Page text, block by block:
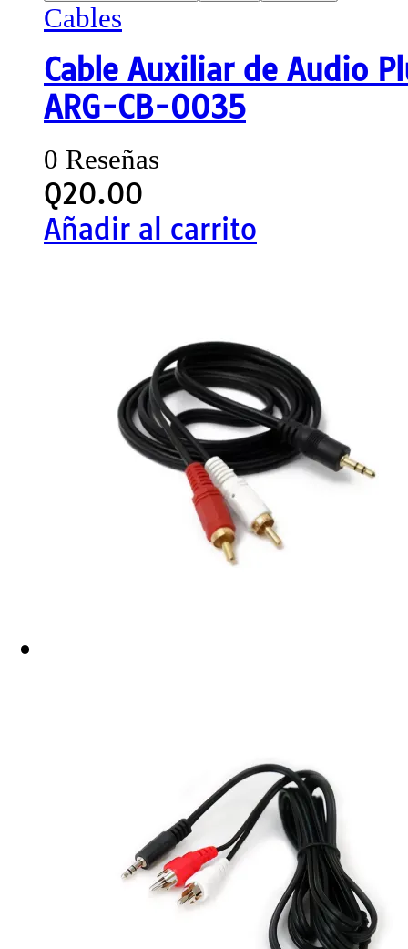
Cables
Cable Auxiliar de Audio
ARG-CB-0035
0 Reseñas
Q20.00
Añadir al carrito